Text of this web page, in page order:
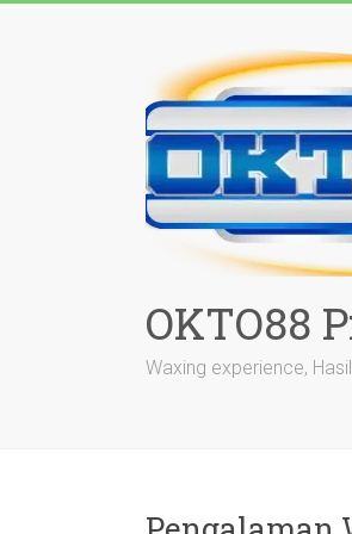
OKTO88
Waxing experience,